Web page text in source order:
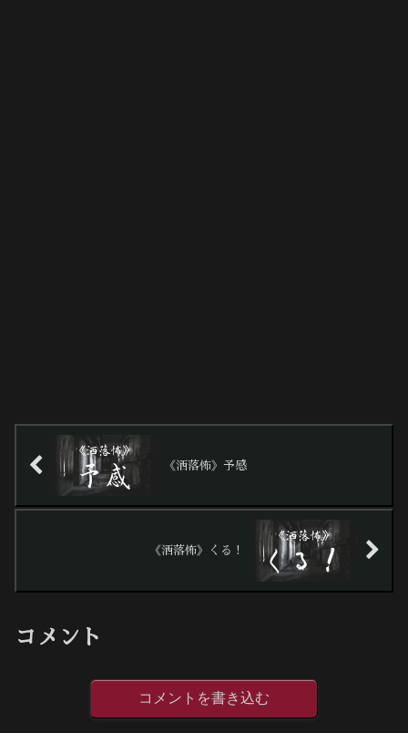
《洒落怖》予感
《洒落怖》くる！
コメント
コメントを書き込む